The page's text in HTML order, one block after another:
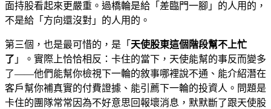
面持股看起來更嚴重。過橋輪是給「差臨門一腳」的人用的，
不是給「方向還沒對」的人用的。
第三個，也是最可惜的，是「 天使股東這個階段幫不上忙
了 」。實際上恰恰相反：卡住的當下，天使能幫的事反而變多
了——他們能幫你檢視下一輪的敘事哪裡說不通、能介紹潛在
客戶幫你補真實的付費證據、能引薦下一輪的投資人。問題是
卡住的團隊常常因為不好意思回報壞消息，默默斷了跟天使股